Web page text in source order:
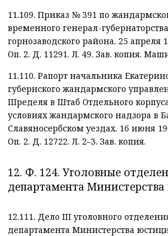
11.109. Приказ № 391 по
временного генерал-
горнозаводского района. 25 апреля
Оп. 2. Д. 11291. Л. 49. Зав. копия.
11.110. Рапорт начальника
губернского жандармского
Шределя в Штаб Отдельного
условиях жандармского надзора в
Славяносербском уездах. 16 июня
Оп. 2. Д. 12722. Л. 2–3. Зав. копия.
12. Ф. 124. Уголовные
департамента
12.111. Дело III уголовного
департамента Министерства